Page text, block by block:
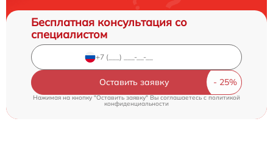
Бесплатная консультация со
специалистом
Оставить заявку
Нажимая на кнопку "Оставить заявку" Вы соглашаетесь cполитикой
конфиденциальности